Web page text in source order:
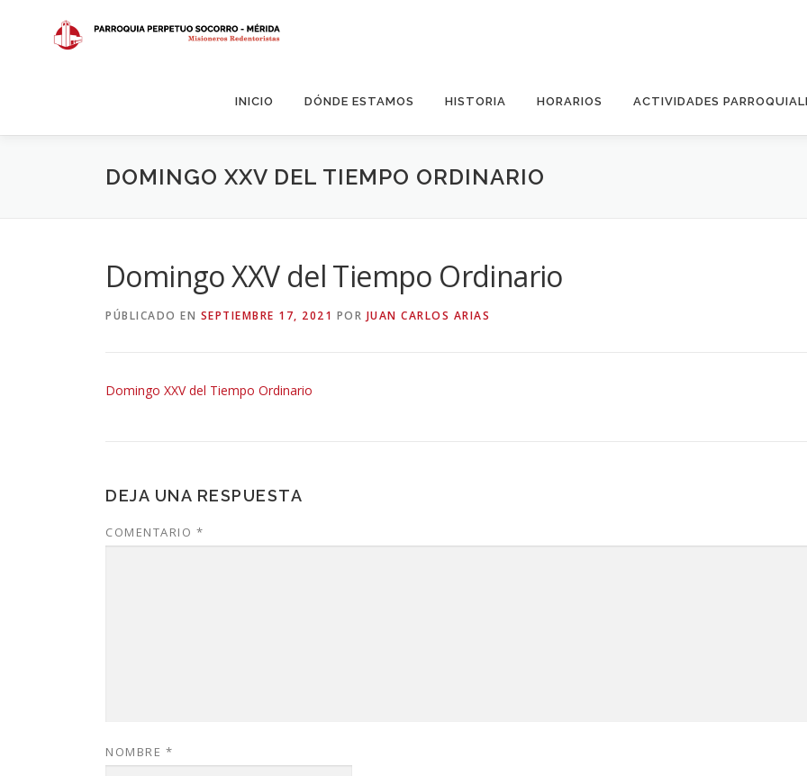
contenido
INICIO DÓNDE ESTAMOS HISTORIA HORARIOS ACTIVIDADES
DOMINGO XXV DEL TIEMPO ORDINARIO
Domingo XXV del Tiempo Ordinario
PÚBLICADO EN SEPTIEMBRE 17, 2021 POR JUAN CARLOS ARIAS
Domingo XXV del Tiempo Ordinario
DEJA UNA RESPUESTA
COMENTARIO *
NOMBRE *